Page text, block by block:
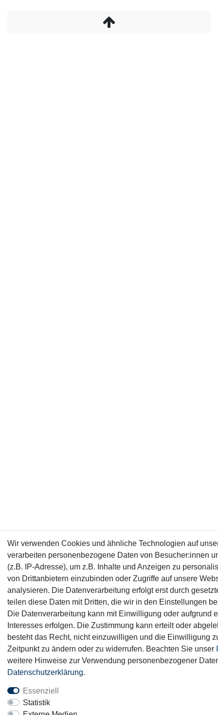
Wir verwenden Cookies und ähnliche Technologien auf
verarbeiten personenbezogene Daten von Besucher:innen
(z.B. IP-Adresse), um z.B. Inhalte und Anzeigen zu
von Drittanbietern einzubinden oder Zugriffe auf unsere
analysieren. Die Datenverarbeitung erfolgt erst durch
teilen diese Daten mit Dritten, die wir in den Einstellungen
Die Datenverarbeitung kann mit Einwilligung oder aufgrund
Interesses erfolgen. Die Zustimmung kann erteilt oder
besteht das Recht, nicht einzuwilligen und die Einwilligung
Zeitpunkt zu ändern oder zu widerrufen. Beachten Sie unser
weitere Hinweise zur Verwendung personenbezogener
Daten­schutz­erklärung.
Essenziell
Statistik